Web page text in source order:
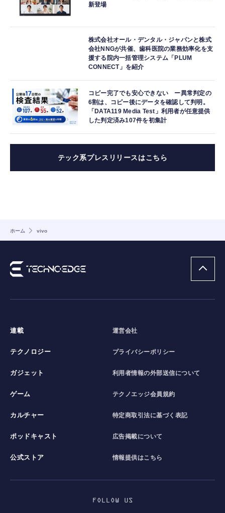
新登場
株式会社オール・デンタル・ジャパンと株式
会社NNGが共催、歯科医院の業務効率化を支
援する院内一括管理システム「PLUM
CONNECT」を紹介
コピー完了でも安心できない ー異常判定の
6割は、コピー後にデータを確認して判明。
「DATA119 Media Test」利用者が任意提供
した判定済み107件を初集計
テック系プレスリリースはこちら
ホーム vivo
連載
テクノロジー
ガジェット
ゲーム
カルチャー
ポッドキャスト
公式ストア
運営会社
プライバシーポリシー
利用者情報の外部送信について
テクノエッジ会員規約
特定商取引法に基づく表記
広告掲載について
情報提供はこちら
FOLLOW US